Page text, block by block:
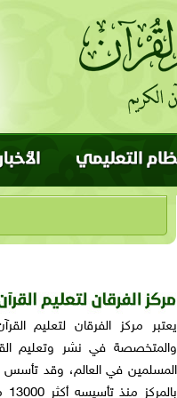
يعتبر مركز الفرقان لتعليم
والمتخصصة في نشر وتعليم